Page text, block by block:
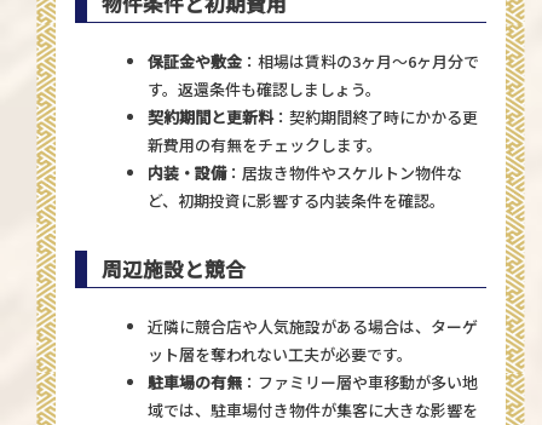
保証金や敷金 ：相場は賃料の3ヶ月〜6ヶ月分で
す。返還条件も確認しましょう。
契約期間と更新料：契約期間終了時にかかる更
新費用の有無をチェックします。
内装・設備：居抜き物件やスケルトン物件な
ど、初期投資に影響する内装条件を確認。
周辺施設と競合
近隣に競合店や人気施設がある場合は、ターゲ
ット層を奪われない工夫が必要です。
駐車場の有無 ：ファミリー層や車移動が多い地
域では、駐車場付き物件が集客に大きな影響を